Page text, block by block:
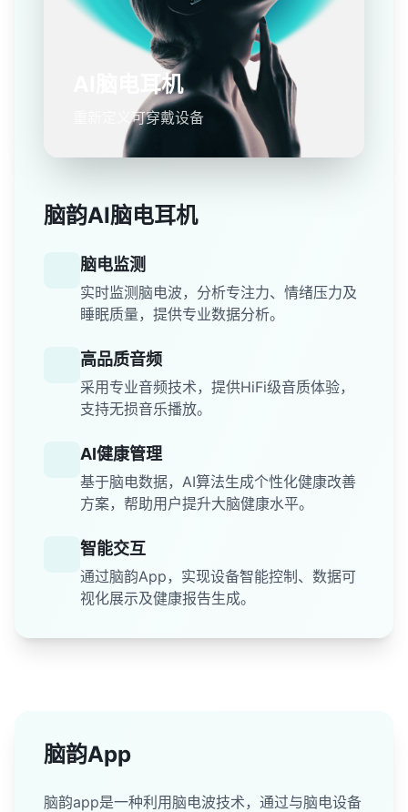
AI脑电耳机
重新定义可穿戴设备
脑韵AI脑电耳机
脑电监测
实时监测脑电波，分析专注力、情绪压力及
睡眠质量，提供专业数据分析。
高品质音频
采用专业音频技术，提供HiFi级音质体验，
支持无损音乐播放。
AI健康管理
基于脑电数据，AI算法生成个性化健康改善
方案，帮助用户提升大脑健康水平。
智能交互
通过脑韵App，实现设备智能控制、数据可
视化展示及健康报告生成。
脑韵App
脑韵app是一种利用脑电波技术，通过与脑电设备